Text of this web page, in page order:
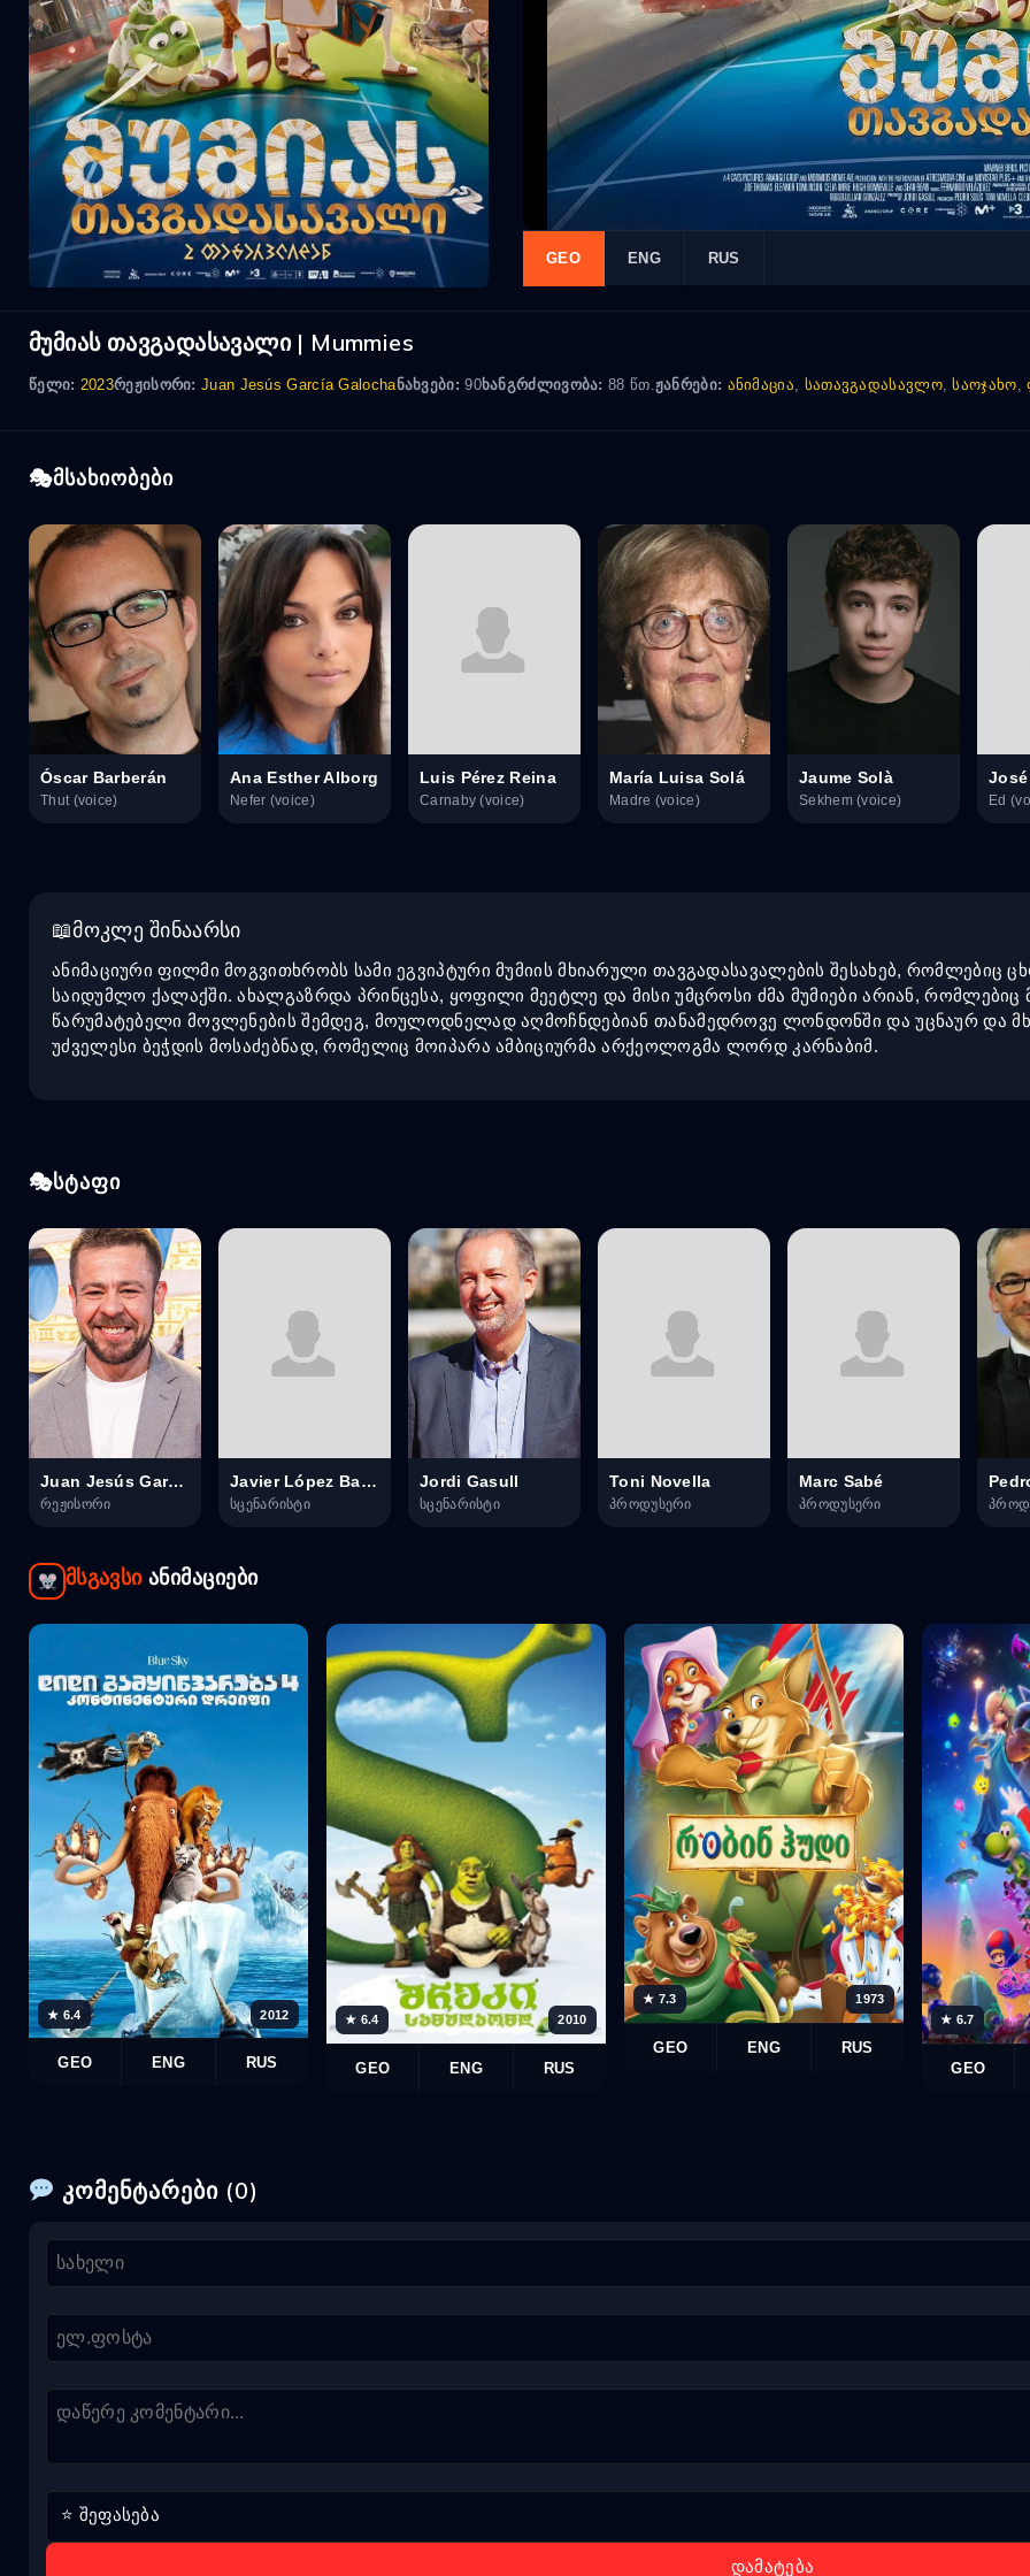
GEO ENG RUS
მუმიას თავგადასავალი | Mummies
წელი: 2023რეჟისორი: Juan Jesús García Galochaნახვები: 90ხანგრძლივობა: 88 წთ.ჟანრები: ანიმაცია, სათავგადასავლო,საოჯახო,
მსახიობები
Óscar Barberán
Thut (voice)
Ana Esther Alborg
Nefer (voice)
Luis Pérez Reina
Carnaby (voice)
María Luisa Solá
Madre (voice)
Jaume Solà
Sekhem (voice) Ed
მოკლე შინაარსი
ანიმაციური ფილმი მოგვითხრობს სამი ეგვიპტური მუმიის მხიარული თავგადასავალების შესახებ, რომლებიც
საიდუმლო ქალაქში. ახალგაზრდა პრინცესა, ყოფილი მეეტლე და მისი უმცროსი ძმა მუმიები არიან,
წარუმატებელი მოვლენების შემდეგ, მოულოდნელად აღმოჩნდებიან თანამედროვე ლონდონში და უცნაურ და
უძველესი ბეჭდის მოსაძებნად, რომელიც მოიპარა ამბიციურმა არქეოლოგმა ლორდ კარნაბიმ.
სტაფი
Juan Jesús García Galocha
რეჟისორი
Javier López Barreira
სცენარისტი
Jordi Gasull
სცენარისტი
Toni Novella
პროდუსერი
Marc Sabé
პროდუსერი
მსგავსიანიმაციები
★ 6.4 2012
GEO ENG RUS
★ 6.4 2010
GEO ENG RUS
★ 7.3 1973
GEO ENG RUS
★ 6.7
GEO
კომენტარები (0)
დამატება